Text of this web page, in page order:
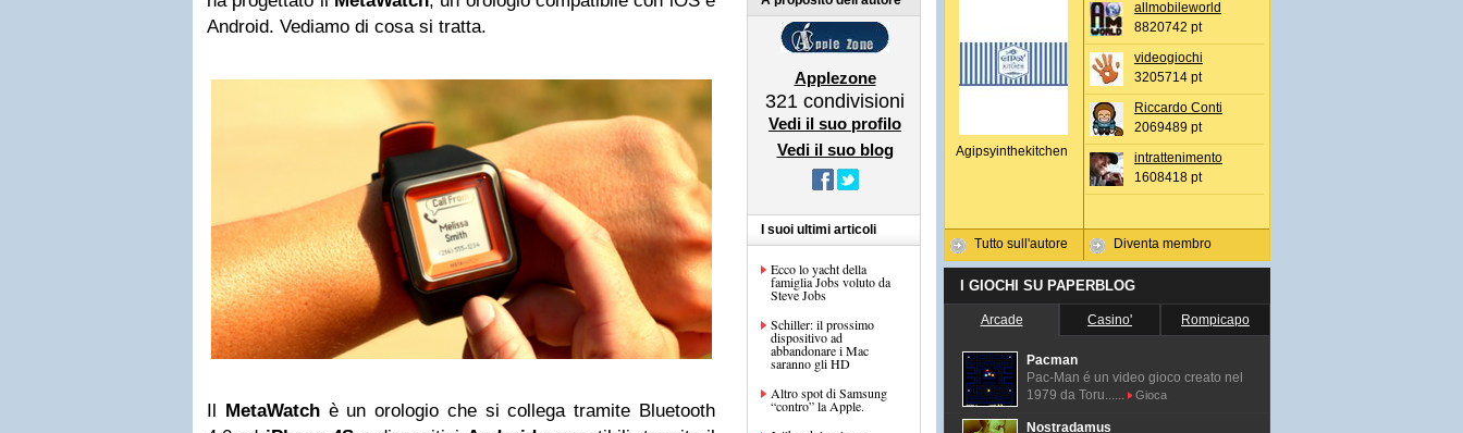
Android. Vediamo di cosa si tratta.
Il MetaWatchè un orologio che si collega tramite Bluetooth
Applezone
321 condivisioni
Vedi il suo profilo
Vedi il suo blog
I suoi ultimi articoli
Ecco lo yacht della
famiglia Jobs voluto da
Steve Jobs
Schiller: il prossimo
dispositivo ad
abbandonare i Mac
saranno gli HD
Altro spot di Samsung
“contro” la Apple.
Agipsyinthekitchen
Tutto sull'autore
allmobileworld
8820742 pt
videogiochi
3205714 pt
Riccardo Conti
2069489 pt
intrattenimento
1608418 pt
Diventa membro
I GIOCHI SU PAPERBLOG
Arcade Casino' Rompicapo
Pacman
Pac-Man é un video gioco creato nel
1979 da Toru......
Gioca
Nostradamus